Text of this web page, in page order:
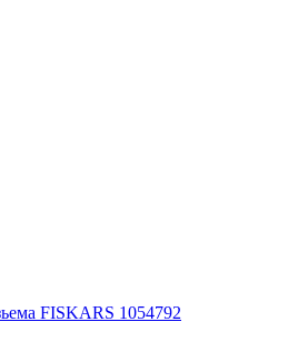
FISKARS 1054792